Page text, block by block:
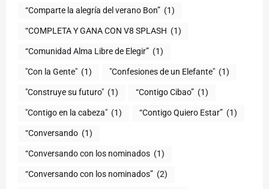
“Comparte la alegría del verano Bon” (1)
“COMPLETA Y GANA CON V8 SPLASH (1)
“Comunidad Alma Libre de Elegir” (1)
"Con la Gente" (1) "Confesiones de un Elefante" (1)
"Construye su futuro" (1) “Contigo Cibao” (1)
"Contigo en la cabeza" (1) “Contigo Quiero Estar” (1)
“Conversando (1)
“Conversando con los nominados (1)
“Conversando con los nominados” (2)